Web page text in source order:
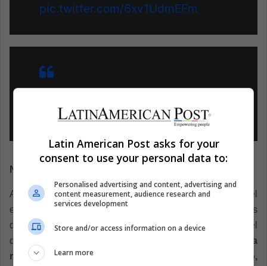
pic.twitter.com/6xv1UdmEFm
28 de septiembre de 2018
Negocios, entretenimiento y expertos
Aunque el eje de este festival es la conciencia social, el
entretenimiento y los negocios no quedaron de lado. Los
desarrolladores mexicanos mostraron proyectos como el
de
"La muerte interdimensional", una historieta
recreada en realidad virtual por Bläubox Studio,
Latin American Post asks for your
consent to use your personal data to:
Personalised advertising and content, advertising and
content measurement, audience research and
services development
Store and/or access information on a device
Learn more